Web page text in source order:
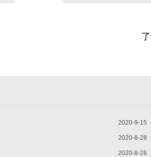
2020-9-15
2020-8-28
2020-8-26